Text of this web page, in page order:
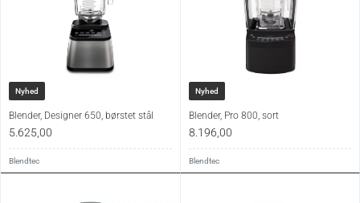
Nyhed
Blender, Designer 650, børstet stål
5.625,00
Blendtec
Nyhed
Blender, Pro 800, sort
8.196,00
Blendtec